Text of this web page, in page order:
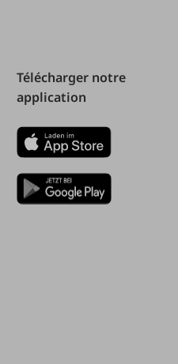
Télécharger notre
application